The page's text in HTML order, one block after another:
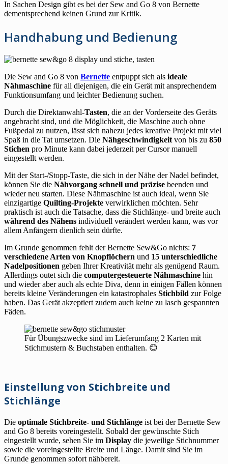
In Sachen Design gibt es bei der Sew and Go 8 von Bernette
dementsprechend keinen Grund zur Kritik.
Handhabung und Bedienung
Die Sew and Go 8 von Bernette entpuppt sich als ideale
Nähmaschine für all diejenigen, die ein Gerät mit ansprechendem
Funktionsumfang und leichter Bedienung suchen.
Durch die Direktanwahl-Tasten, die an der Vorderseite des Geräts
angebracht sind, und die Möglichkeit, die Maschine auch ohne
Fußpedal zu nutzen, lässt sich nahezu jedes kreative Projekt mit viel
Spaß in die Tat umsetzen. Die Nähgeschwindigkeitvon bis zu 850
Stichen pro Minute kann dabei jederzeit per Cursor manuell
eingestellt werden.
Mit der Start-/Stopp-Taste, die sich in der Nähe der Nadel befindet,
können Sie die Nähvorgang schnell und präzise beenden und
wieder neu starten. Diese Nähmaschine ist auch ideal, wenn Sie
einzigartige Quilting-Projekte verwirklichen möchten. Sehr
praktisch ist auch die Tatsache, dass die Stichlänge- und breite auch
während des Nähens individuell verändert werden kann, was vor
allem Anfängern dienlich sein dürfte.
Im Grunde genommen fehlt der Bernette Sew&Go nichts: 7
verschiedene Arten von Knopflöchern und 15 unterschiedliche
Nadelpositionen geben Ihrer Kreativität mehr als genügend Raum.
Allerdings outet sich die computergesteuerte Nähmaschine hin
und wieder aber auch als echte Diva, denn in einigen Fällen können
bereits kleine Veränderungen ein katastrophales Stichbild zur Folge
haben. Das Gerät akzeptiert zudem auch keine zu lasch gespannten
Fäden.
Für Übungszwecke sind im Lieferumfang 2 Karten mit
Stichmustern & Buchstaben enthalten. 😊
Einstellung von Stichbreite und
Stichlänge
Die optimale Stichbreite- und Stichlänge ist bei der Bernette Sew
and Go 8 bereits voreingestellt. Sobald der gewünschte Stich
eingestellt wurde, sehen Sie im Display die jeweilige Stichnummer
sowie die voreingestellte Breite und Länge. Damit sind Sie im
Grunde genommen sofort nähbereit.